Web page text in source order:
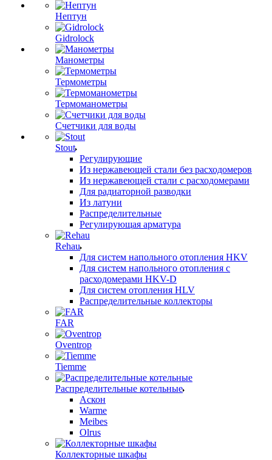
Нептун
Gidrolock
Манометры
Термометры
Термоманометры
Счетчики для воды
Stout
Регулирующие
Из нержавеющей стали без расходомеров
Из нержавеющей стали с расходомерами
Для радиаторной разводки
Из латуни
Распределительные
Регулирующая арматура
Rehau
Для систем напольного отопления HKV
Для систем напольного отопления с
расходомерами HKV-D
Для систем отопления HLV
Распределительные коллекторы
FAR
Oventrop
Tiemme
Распределительные котельные
Аскон
Warme
Meibes
Olrus
Коллекторные шкафы